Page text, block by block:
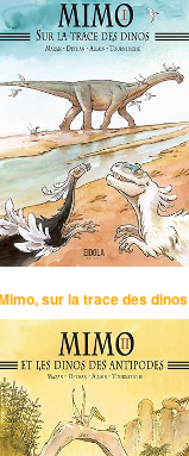
sur la trace des dinos